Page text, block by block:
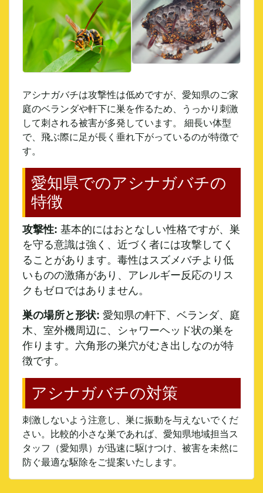
アシナガバチは攻撃性は低めですが、愛知県のご家
庭のベランダや軒下に巣を作るため、うっかり刺激
して刺される被害が多発しています。 細長い体型
で、飛ぶ際に足が長く垂れ下がっているのが特徴で
す。
愛知県でのアシナガバチの
特徴
攻撃性: 基本的にはおとなしい性格ですが、巣
を守る意識は強く、近づく者には攻撃してく
ることがあります。毒性はスズメバチより低
いものの激痛があり、アレルギー反応のリス
クもゼロではありません。
巣の場所と形状: 愛知県の軒下、ベランダ、庭
木、室外機周辺に、シャワーヘッド状の巣を
作ります。六角形の巣穴がむき出しなのが特
徴です。
アシナガバチの対策
刺激しないよう注意し、巣に振動を与えないでくだ
さい。比較的小さな巣であれば、愛知県地域担当ス
タッフ（愛知県）が迅速に駆けつけ、被害を未然に
防ぐ最適な駆除をご提案いたします。